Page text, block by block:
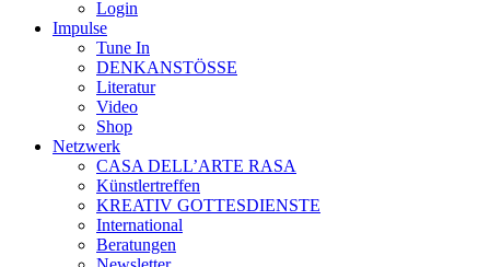
Login
Impulse
Tune In
DENKANSTÖSSE
Literatur
Video
Shop
Netzwerk
CASA DELL’ARTE RASA
Künstlertreffen
KREATIV GOTTESDIENSTE
International
Beratungen